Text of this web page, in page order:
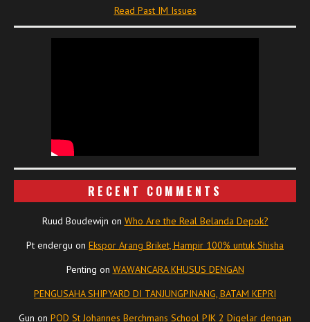
Read Past IM Issues
RECENT COMMENTS
Ruud Boudewijn on Who Are the Real Belanda Depok?
Pt endergu on Ekspor Arang Briket, Hampir 100% untuk Shisha
Penting on WAWANCARA KHUSUS DENGAN
PENGUSAHA SHIPYARD DI TANJUNGPINANG, BATAM KEPRI
Gun on POD St Johannes Berchmans School PIK 2 Digelar dengan